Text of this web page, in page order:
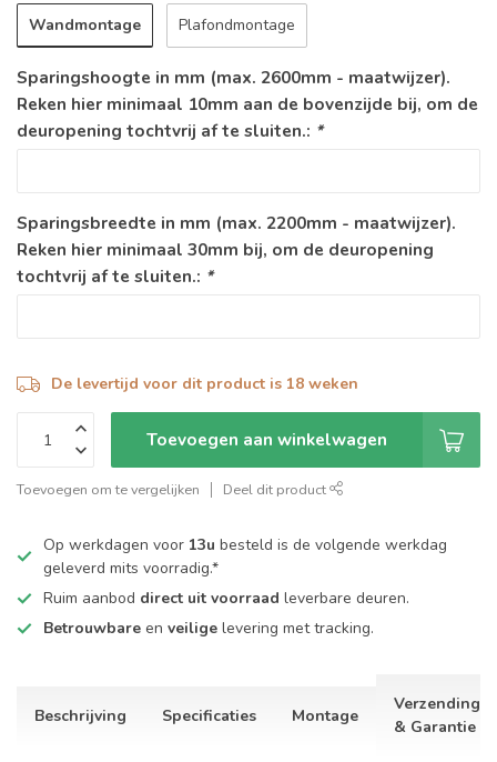
Wandmontage Plafondmontage
Sparingshoogte in mm (max. 2600mm - maatwijzer).
Reken hier minimaal 10mm aan de bovenzijde bij, om de
deuropening tochtvrij af te sluiten.: *
Sparingsbreedte in mm (max. 2200mm - maatwijzer).
Reken hier minimaal 30mm bij, om de deuropening
tochtvrij af te sluiten.: *
De levertijd voor dit product is 18 weken
Toevoegen aan winkelwagen
Toevoegen om te vergelijken Deel dit product
Op werkdagen voor 13u besteld is de volgende werkdag
geleverd mits voorradig.*
Ruim aanbod direct uit voorraad leverbare deuren.
Betrouwbare en veilige levering met tracking.
Beschrijving Specificaties Montage
Verzending
& Garantie